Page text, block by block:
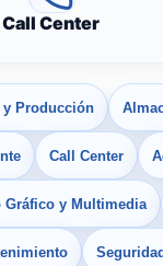
Call Center
y Producción
Call Center
Gráfico y Multimedia